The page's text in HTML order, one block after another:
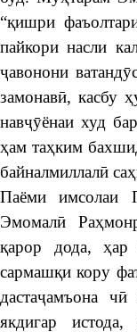
“қишри
пайкори насли
ҷавонони
замонавӣ, касбу
навҷӯёнаи худ
ҳам таҳким
байналмиллалӣ
Паёми имсолаи
Эмомалӣ
қарор дода, ҳар
сармашқи кору
дастаҷамъона
якдигар